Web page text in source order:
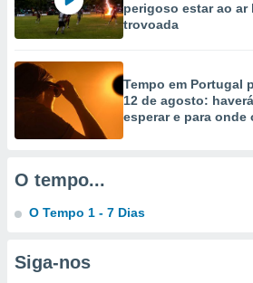
criar
medir
da
medir o
os
de
fontes,
melhorar
perigoso estar ao ar
trovoada
Tempo em Portugal
12 de agosto:
esperar e para onde
O tempo...
O Tempo 1 - 7 Dias
Siga-nos